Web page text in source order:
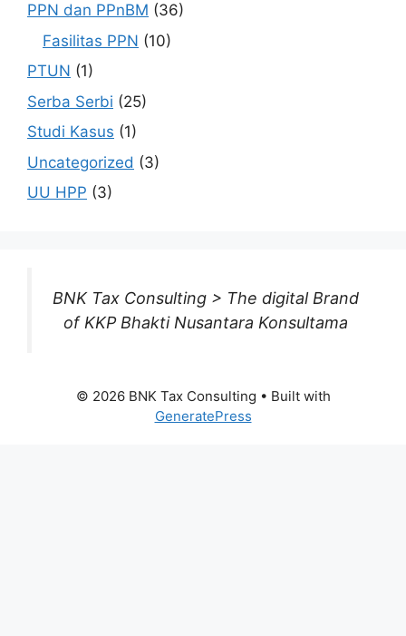
PPN dan PPnBM (36)
Fasilitas PPN (10)
PTUN (1)
Serba Serbi (25)
Studi Kasus (1)
Uncategorized (3)
UU HPP (3)
BNK Tax Consulting > The digital Brand
of KKP Bhakti Nusantara Konsultama
© 2026 BNK Tax Consulting • Built with
GeneratePress